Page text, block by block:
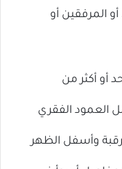
المرفقين أو
أو أكثر من
العمود الفقري
وأسفل الظهر